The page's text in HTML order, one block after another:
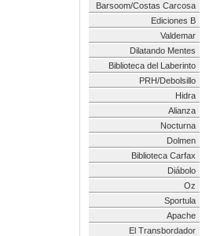
Barsoom/Costas Carcosa
Ediciones B
Valdemar
Dilatando Mentes
Biblioteca del Laberinto
PRH/Debolsillo
Hidra
Alianza
Nocturna
Dolmen
Biblioteca Carfax
Diábolo
Oz
Sportula
Apache
El Transbordador